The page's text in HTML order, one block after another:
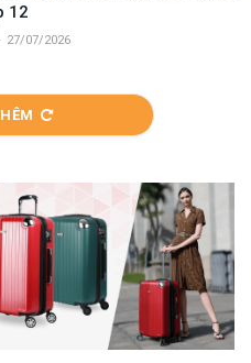
12
27/07/2026